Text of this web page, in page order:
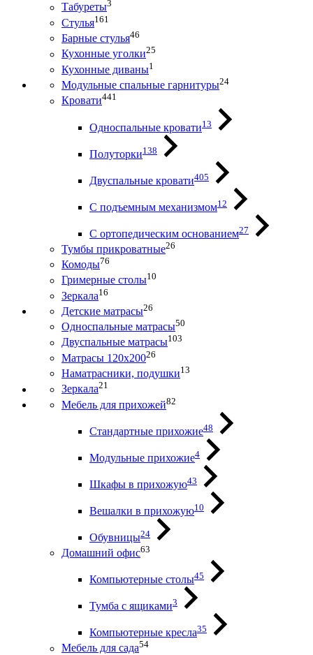
Табуреты3
Стулья161
Барные стулья46
Кухонные уголки25
Кухонные диваны1
Модульные спальные гарнитуры24
Кровати441
Односпальные кровати13
Полуторки138
Двуспальные кровати405
С подъемным механизмом12
С ортопедическим основанием27
Тумбы прикроватные26
Комоды76
Гримерные столы10
Зеркала16
Детские матрасы26
Односпальные матрасы50
Двуспальные матрасы103
Матрасы 120х20026
Наматрасники, подушки13
Зеркала21
Мебель для прихожей82
Стандартные прихожие48
Модульные прихожие4
Шкафы в прихожую43
Вешалки в прихожую10
Обувницы24
Домашний офис63
Компьютерные столы45
Тумба с ящиками3
Компьютерные кресла35
Мебель для сада54